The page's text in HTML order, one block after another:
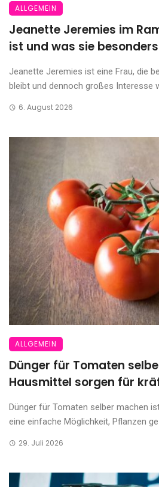
ALLGEMEIN
Jeanette Jeremies im
ist und was sie
Jeanette Jeremies ist eine Frau, die
bleibt und dennoch großes Interesse
6. August 2026
ALLGEMEIN
Dünger für Tomaten
Hausmittel sorgen für
Dünger für Tomaten selber machen
eine einfache Möglichkeit, Pflanzen
29. Juli 2026